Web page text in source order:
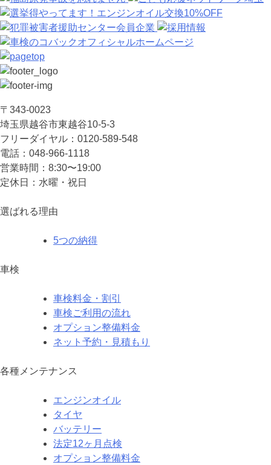
〒343-0023
埼⽟県越⾕市東越⾕10-5-3
フリーダイヤル：0120-589-548
電話：048-966-1118
営業時間：8:30〜19:00
定休⽇：⽔曜・祝⽇
選ばれる理由
5つの納得
車検
車検料金・割引
車検ご利用の流れ
オプション整備料金
ネット予約・見積もり
各種メンテナンス
エンジンオイル
タイヤ
バッテリー
法定12ヶ月点検
オプション整備料金